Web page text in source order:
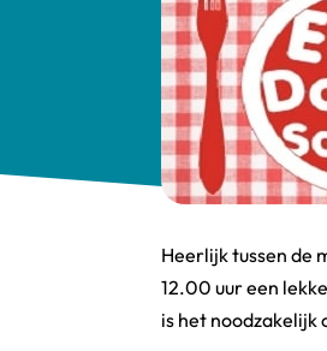
Heerlijk tussen de
12.00 uur een
is het noodzakelijk